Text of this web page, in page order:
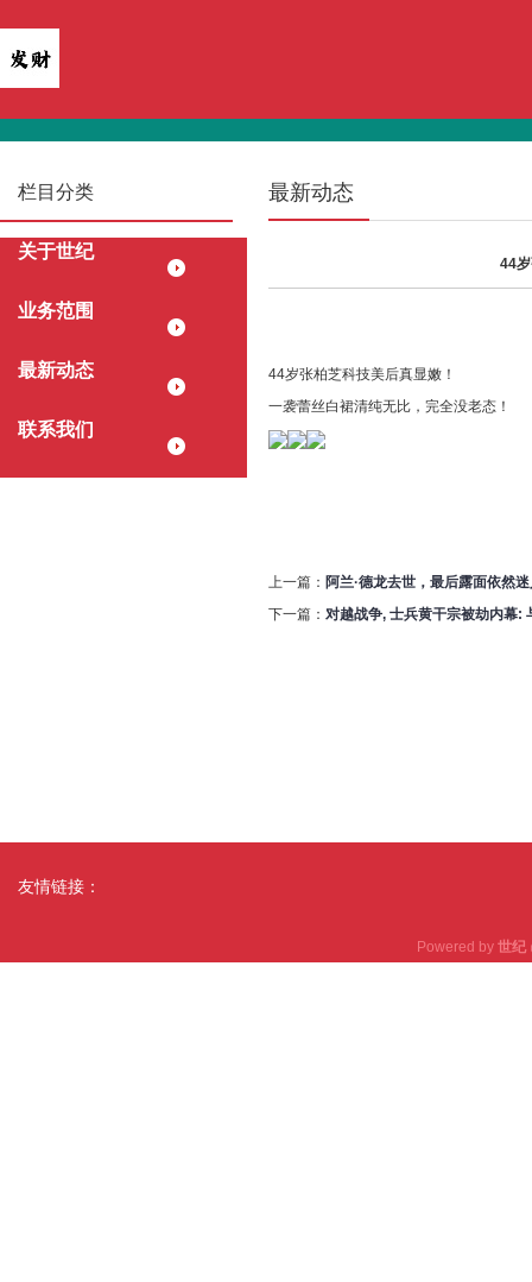
栏目分类
关于世纪
业务范围
最新动态
联系我们
最新动态
44
44岁张柏芝科技美后真显嫩！
一袭蕾丝白裙清纯无比，完全没老态！
上一篇： 阿兰·德龙去世，最后露面依然
下一篇： 对越战争, 士兵黄干宗被劫内幕:
友情链接：
Powered by 世纪